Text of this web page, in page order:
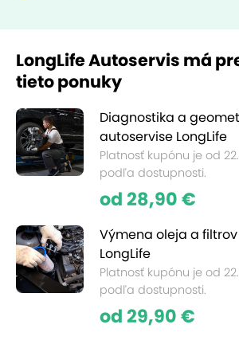
LongLife Autoservis má
tieto ponuky
Diagnostika a
autoservise LongLife
Platnosť kupónu je od
podľa dostupnosti.
od 28,90 €
Výmena oleja a
LongLife
Platnosť kupónu je od
podľa dostupnosti.
od 29,90 €